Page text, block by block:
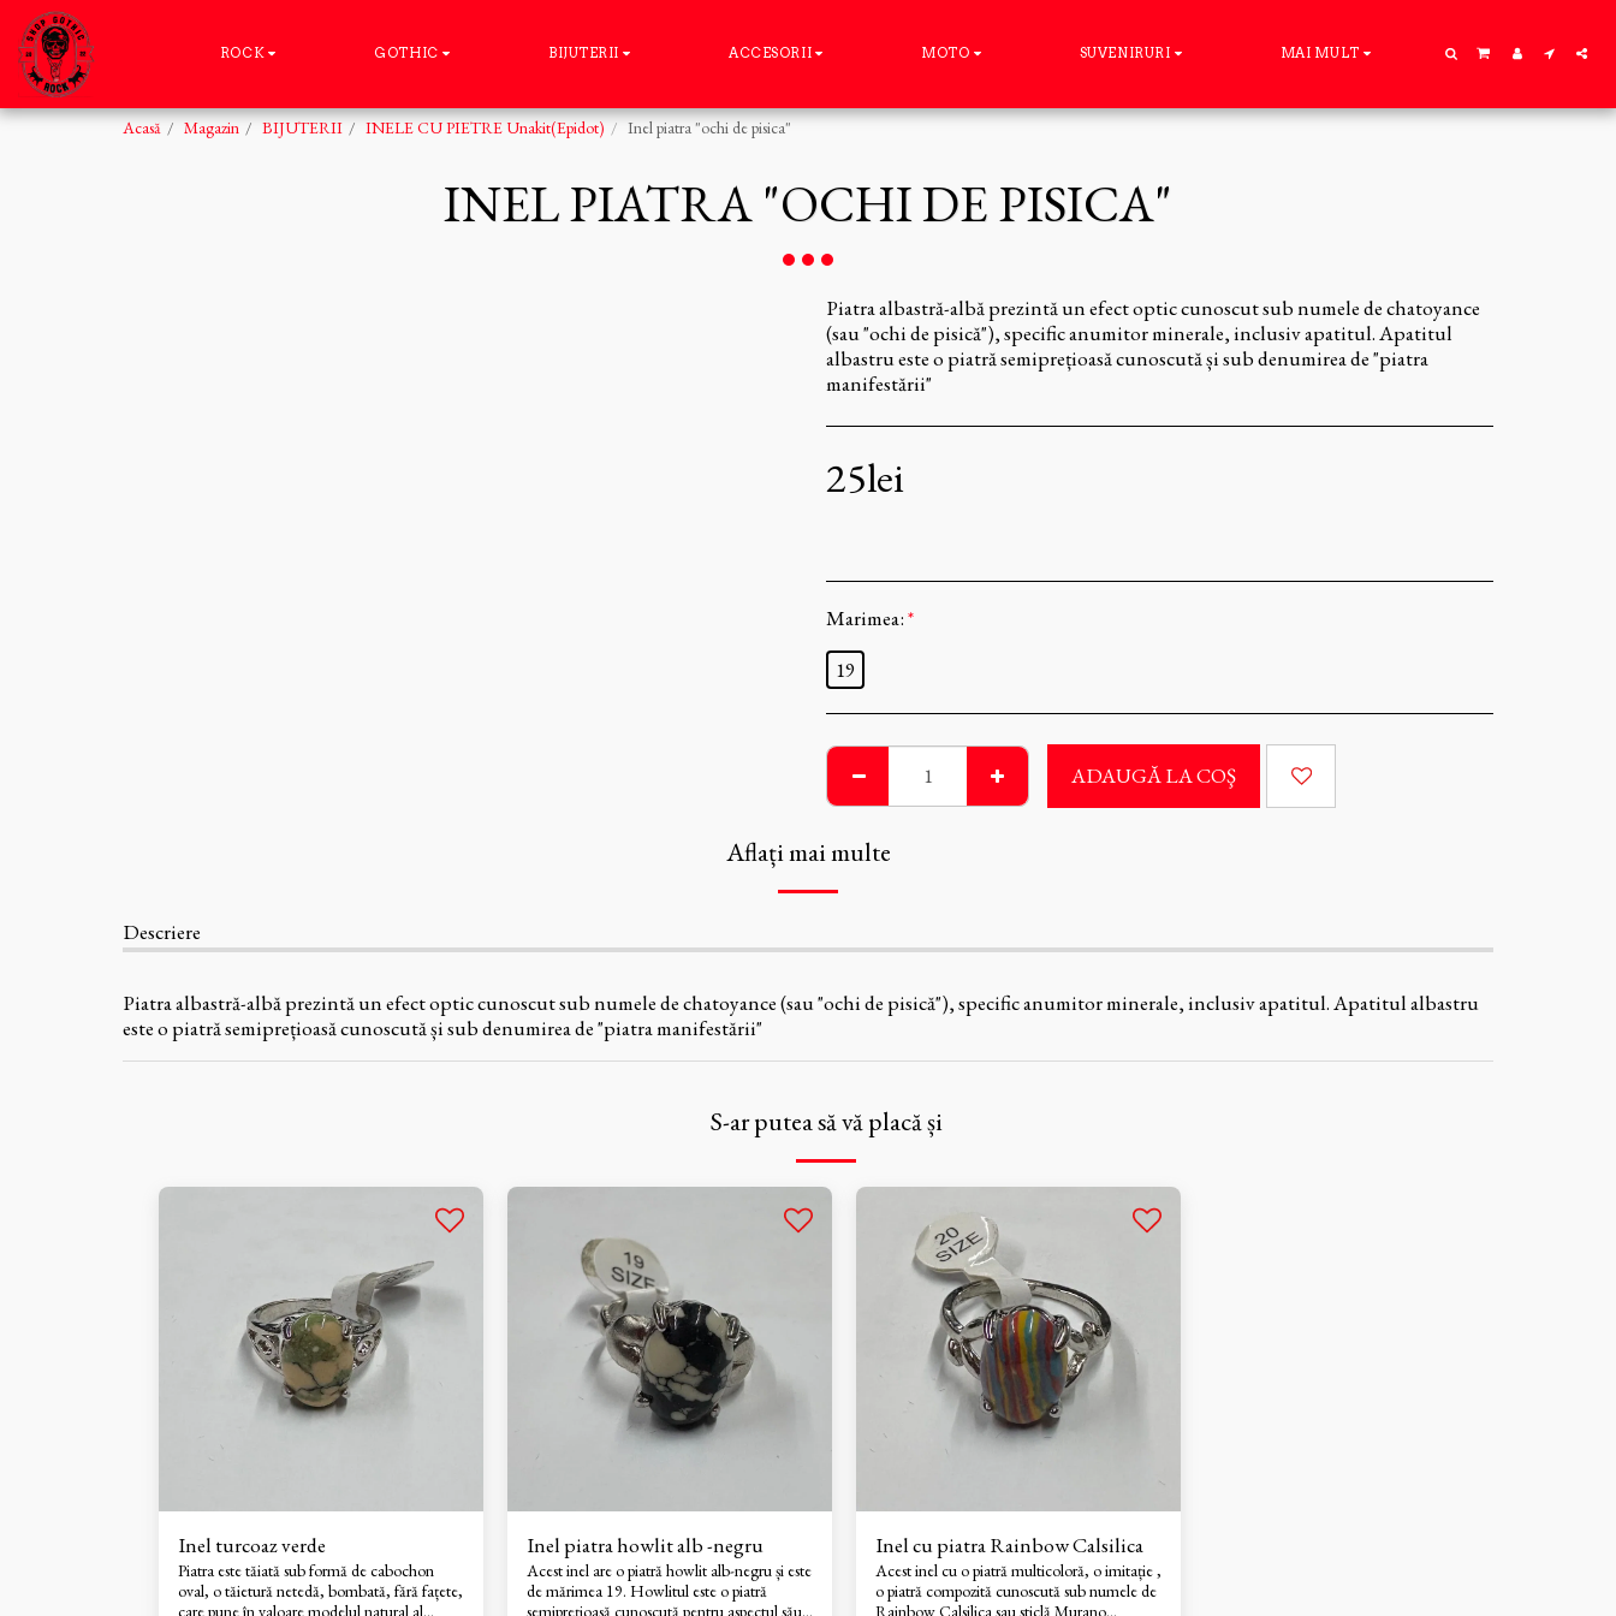
ROCK GOTHIC BIJUTERII ACCESORII MOTO SUVENIRURI MAI MULT
Acasă Magazin BIJUTERII INELE CU PIETRE Unakit(Epidot) Inel piatra "ochi de pisica"
INEL PIATRA "OCHI DE PISICA"
Piatra albastră-albă prezintă un efect optic cunoscut sub numele de chatoyance
(sau "ochi de pisică"), specific anumitor minerale, inclusiv apatitul. Apatitul
albastru este o piatră semiprețioasă cunoscută și sub denumirea de "piatra
manifestării"
25lei
Marimea:*
19
ADAUGĂ LA COŞ
Aflați mai multe
Descriere
Piatra albastră-albă prezintă un efect optic cunoscut sub numele de chatoyance (sau "ochi de pisică"), specific anumitor minerale, inclusiv apatitul. Apatitul albastru
este o piatră semiprețioasă cunoscută și sub denumirea de "piatra manifestării"
S-ar putea să vă placă și
Inel turcoaz verde
Piatra este tăiată sub formă de cabochon
oval, o tăietură netedă, bombată, fără fațete,
care pune în valoare modelul natural al
Inel piatra howlit alb -negru
Acest inel are o piatră howlit alb-negru și este
de mărimea 19. Howlitul este o piatră
semiprețioasă cunoscută pentru aspectul său
Inel cu piatra Rainbow Calsilica
Acest inel cu o piatră multicoloră, o imitație ,
o piatră compozită cunoscută sub numele de
Rainbow Calsilica sau sticlă Murano